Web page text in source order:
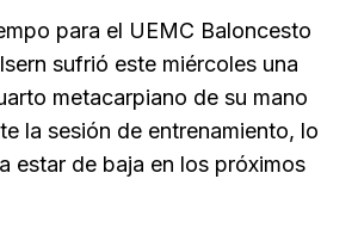
para el UEMC Baloncesto
sufrió este miércoles una
metacarpiano de su mano
la sesión de entrenamiento, lo
estar de baja en los próximos